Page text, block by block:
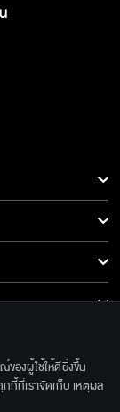
ของผู้ใช้ให้ดียิ่งขึ้น
กี้ที่เราจัดเก็บ เหตุผล